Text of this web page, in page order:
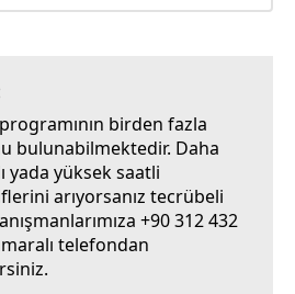
birden fazla
bulunabilmektedir. Daha
yada yüksek saatli
arıyorsanız tecrübeli
+90 312 432
telefondan